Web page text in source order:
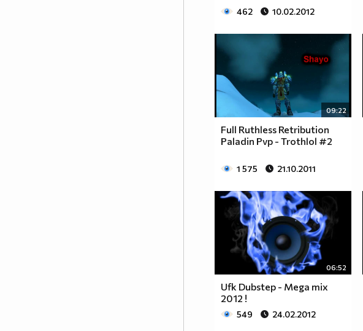
462 10.02.2012
09:22
Full Ruthless Retribution
Paladin Pvp - Trothlol #2
1 575 21.10.2011
06:52
Ufk Dubstep - Mega mix
2012 !
549 24.02.2012